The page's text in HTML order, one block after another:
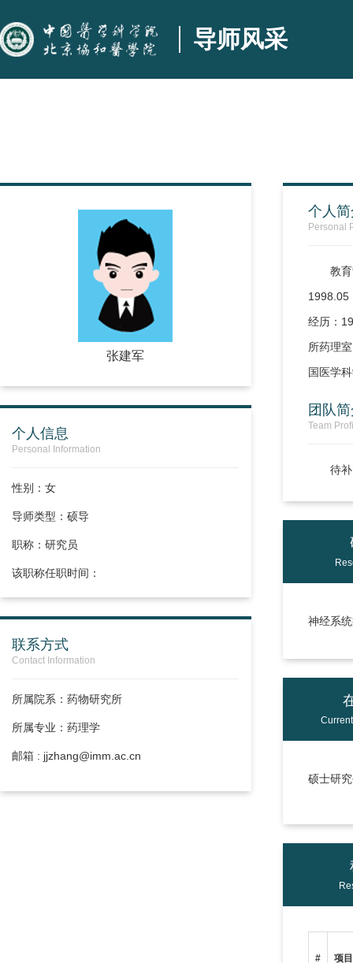
导师风采
张建军
个人信息
Personal Information
性别：女
导师类型：硕导
职称：研究员
该职称任职时间：
联系方式
Contact Information
所属院系：药物研究所
所属专业：药理学
邮箱 : jjzhang@imm.ac.cn
个人
Personal
教
1998.05
经历：
所药理
国医学
团队
Team
待
神经系
硕士研
# 项